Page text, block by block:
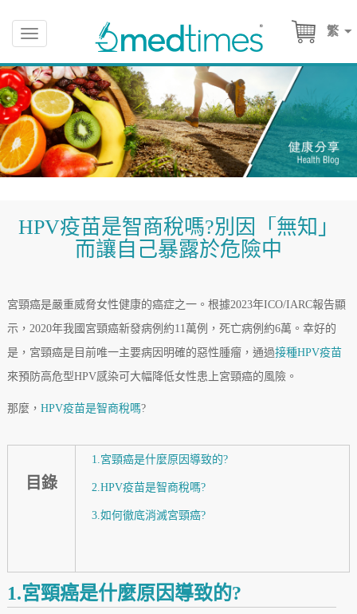
繁
Toggle
navigation
HPV疫苗是智商稅嗎?別因「無知」
而讓自己暴露於危險中
宮頸癌是嚴重威脅女性健康的癌症之一。根據2023年ICO/IARC報告顯
示，2020年我國宮頸癌新發病例約11萬例，死亡病例約6萬。幸好的
是，宮頸癌是目前唯一主要病因明確的惡性腫瘤，通過接種HPV疫苗
來預防高危型HPV感染可大幅降低女性患上宮頸癌的風險。
那麼， HPV疫苗是智商稅嗎?
目錄
1.宮頸癌是什麼原因導致的?
2.HPV疫苗是智商稅嗎?
3.如何徹底消滅宮頸癌?
1.宮頸癌是什麼原因導致的?